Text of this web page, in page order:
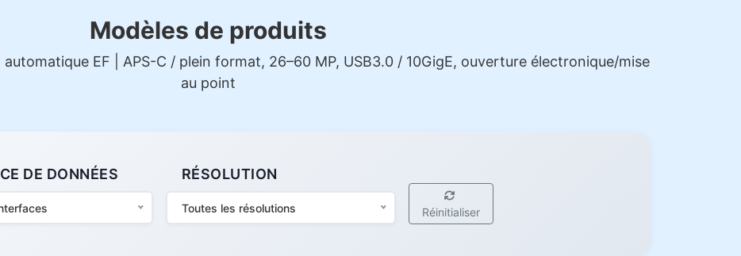
Modèles de produits
EF | APS-C / plein format, 26–60 MP, USB3.0 / 10GigE, ouverture électronique/mise
au point
DE DONNÉES RÉSOLUTION
Toutes les résolutions Réinitialiser